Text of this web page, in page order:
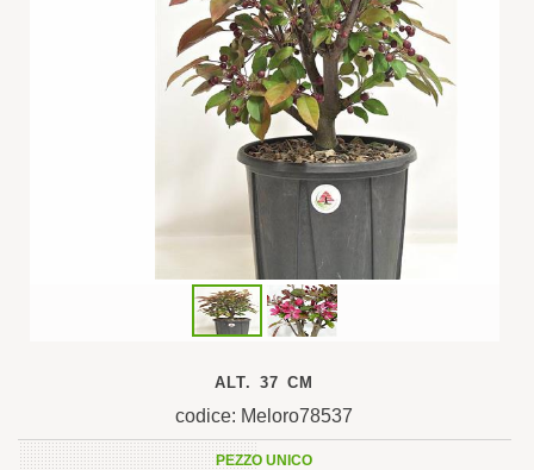
ALT. 37 CM
codice: Meloro78537
PEZZO UNICO